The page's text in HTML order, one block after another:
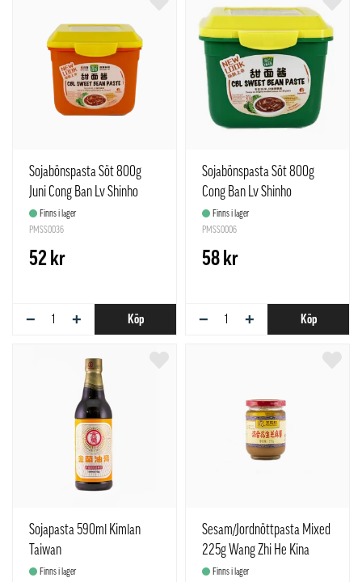
Sojabönspasta Söt 800g
Juni Cong Ban Lv Shinho
KinaFinns i lager
PMSS0036
52 kr
− + Köp
Sojabönspasta Söt 800g
Cong Ban Lv Shinho
Finns i lager
PMSS0006
58 kr
− + Köp
Sojapasta 590ml Kimlan
Taiwan
Finns i lager
Sesam/Jordnöttpasta Mixed
225g Wang Zhi He Kina
Finns i lager